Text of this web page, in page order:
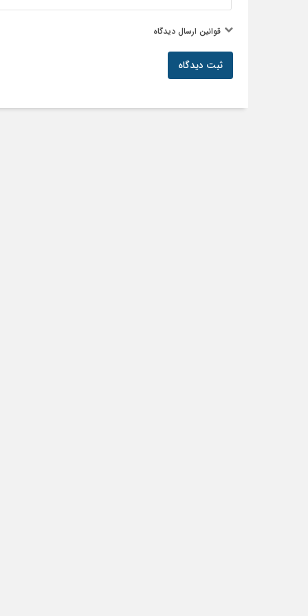
قوانین ارسال دیدگاه
ثبت دیدگاه